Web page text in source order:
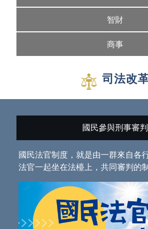
智財
商事
司法改
國民參與刑事審判
國民法官制度，就是由一群來自各
法官一起坐在法檯上，共同審判的制